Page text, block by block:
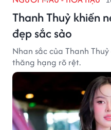
Thanh Thuỷ khiến
đẹp sắc sảo
Nhan sắc của Thanh
thăng hạng rõ rệt.